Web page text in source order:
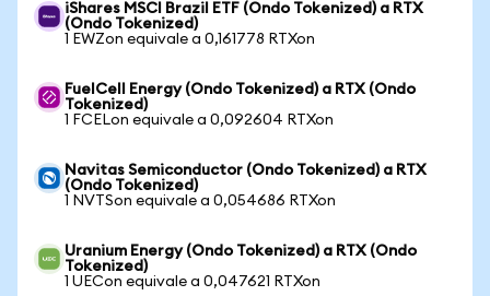
iShares MSCI Brazil ETF (Ondo Tokenized) a RTX
(Ondo Tokenized)
1 EWZon equivale a 0,161778 RTXon
FuelCell Energy (Ondo Tokenized) a RTX (Ondo
Tokenized)
1 FCELon equivale a 0,092604 RTXon
Navitas Semiconductor (Ondo Tokenized) a RTX
(Ondo Tokenized)
1 NVTSon equivale a 0,054686 RTXon
Uranium Energy (Ondo Tokenized) a RTX (Ondo
Tokenized)
1 UECon equivale a 0,047621 RTXon